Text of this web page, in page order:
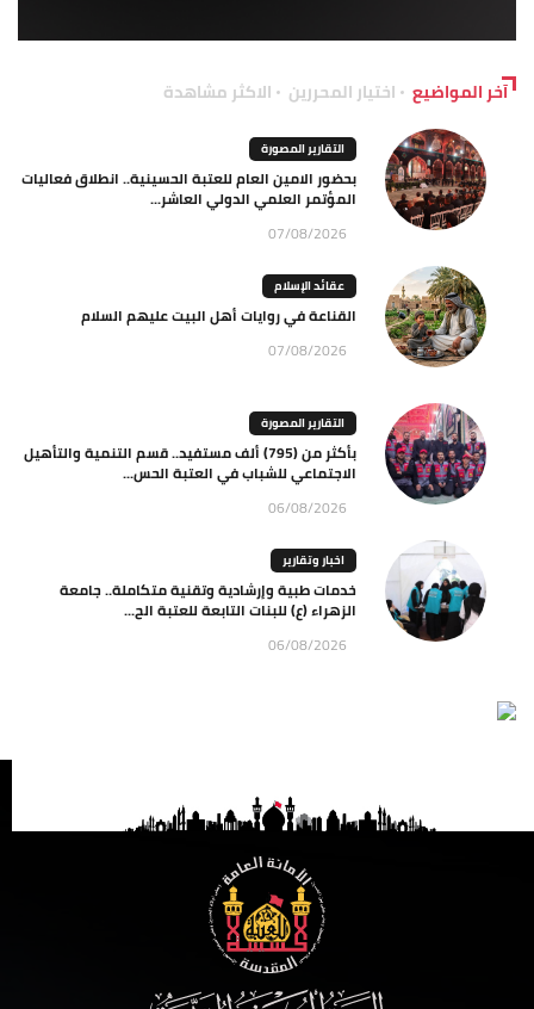
آخر المواضيع اختيار المحررين الاكثر مشاهدة
التقارير المصورة
بحضور الامين العام للعتبة الحسينية.. انطلاق فعاليات
المؤتمر العلمي الدولي العاشر...
07/08/2026
عقائد الإسلام
القناعة في روايات أهل البيت عليهم السلام
07/08/2026
التقارير المصورة
بأكثر من (795) ألف مستفيد.. قسم التنمية والتأهيل
الاجتماعي للشباب في العتبة الحس...
06/08/2026
اخبار وتقارير
خدمات طبية وإرشادية وتقنية متكاملة.. جامعة
الزهراء (ع) للبنات التابعة للعتبة الح...
06/08/2026